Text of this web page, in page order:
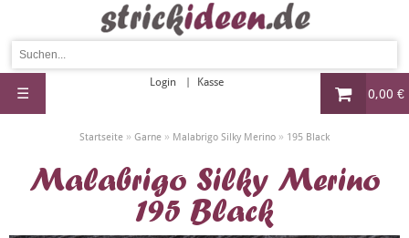
0,00 €
Login Kasse
☰
Startseite » Garne » Malabrigo Silky Merino » 195 Black
Malabrigo Silky Merino
195 Black